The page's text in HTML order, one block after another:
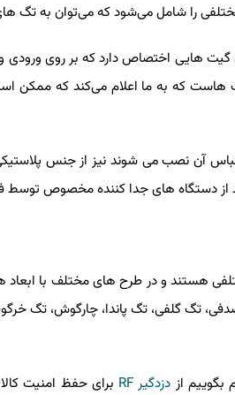
را شامل می‌شود که می‌توان به تگ های
هایی اختصاص دارد که بر روی
هاست که به ما اعلام می‌کند که ممکن
آن نصب می شوند نیز از جنس
از دستگاه های جدا کننده مخصوص
هستند و در طرح های مختلف با ابعاد
تگ گلفی، تگ پاندا، چارگوش، تگ
ازدزدگیرRFبرای حفظ امنیت